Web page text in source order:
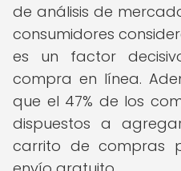
de análisis de
consumidores
es un factor
compra en línea.
que el 47% de los
dispuestos a
carrito de compras